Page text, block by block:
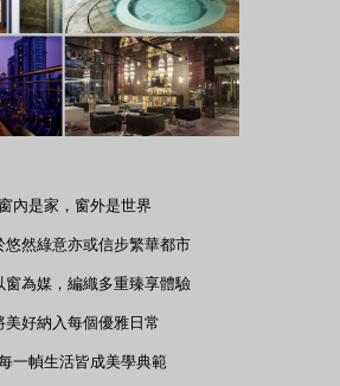
窗內是家，窗外是世界
悠然綠意亦或信步繁華都市
窗為媒，編織多重臻享體驗
美好納入每個優雅日常
一幀生活皆成美學典範